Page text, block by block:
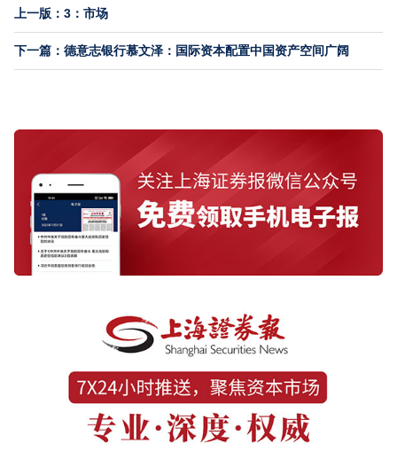
上一版：3：市场
下一篇：德意志银行慕文泽：国际资本配置中国资产空间广阔